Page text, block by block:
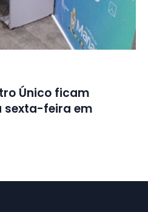
Único ficam
sexta-feira em